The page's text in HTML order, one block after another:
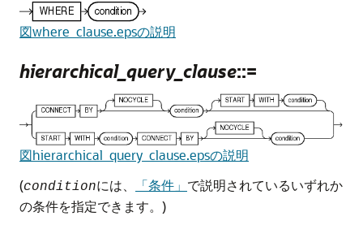
図where_clause.epsの説明
hierarchical_query_clause::=
図hierarchical_query_clause.epsの説明
(conditionには、 「条件」 で説明されているいずれか
の条件を指定できます。)